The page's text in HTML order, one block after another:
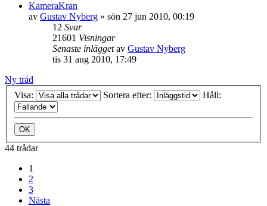
KameraKran
av Gustav Nyberg » sön 27 jun 2010, 00:19
12 Svar
21601 Visningar
Senaste inläggetav Gustav Nyberg
tis 31 aug 2010, 17:49
Ny tråd
Visa:
Sortera efter: Håll:
44 trådar
1
2
3
Nästa